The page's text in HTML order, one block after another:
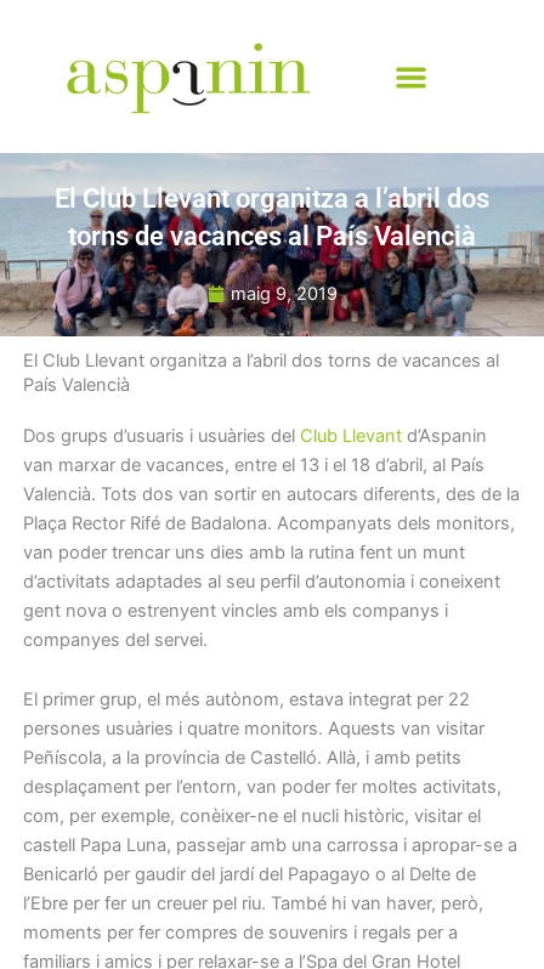
contingut
El Club Llevant organitza a l’abril dos
torns de vacances al País Valencià
maig 9, 2019
El Club Llevant organitza a l’abril dos torns de vacances al
País Valencià
Dos grups d’usuaris i usuàries del Club Llevantd’Aspanin
van marxar de vacances, entre el 13 i el 18 d’abril, al País
Valencià. Tots dos van sortir en autocars diferents, des de la
Plaça Rector Rifé de Badalona. Acompanyats dels monitors,
van poder trencar uns dies amb la rutina fent un munt
d’activitats adaptades al seu perfil d’autonomia i coneixent
gent nova o estrenyent vincles amb els companys i
companyes del servei.
El primer grup, el més autònom, estava integrat per 22
persones usuàries i quatre monitors. Aquests van visitar
Peñíscola, a la província de Castelló. Allà, i amb petits
desplaçament per l’entorn, van poder fer moltes activitats,
com, per exemple, conèixer-ne el nucli històric, visitar el
castell Papa Luna, passejar amb una carrossa i apropar-se a
Benicarló per gaudir del jardí del Papagayo o al Delte de
l’Ebre per fer un creuer pel riu. També hi van haver, però,
moments per fer compres de souvenirs i regals per a
familiars i amics i per relaxar-se a l’Spa del Gran Hotel